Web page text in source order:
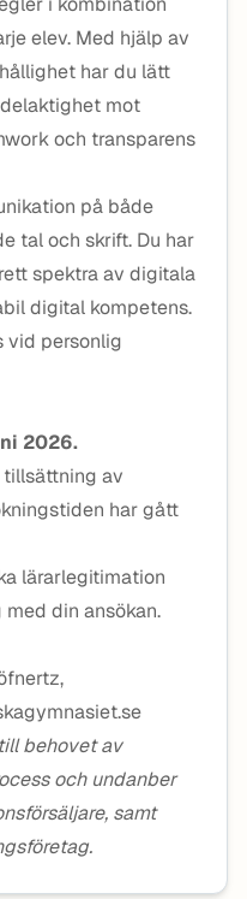
elev. Med hjälp av
har du lätt
mot
och transparens
på både
tal och skrift. Du har
spektra av digitala
digital kompetens.
vid personlig
2026.
tillsättning av
har gått
lärarlegitimation
din ansökan.
behovet av
och undanber
samt